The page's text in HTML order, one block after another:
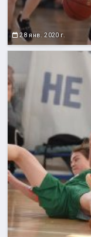
28 янв. 2020 г.